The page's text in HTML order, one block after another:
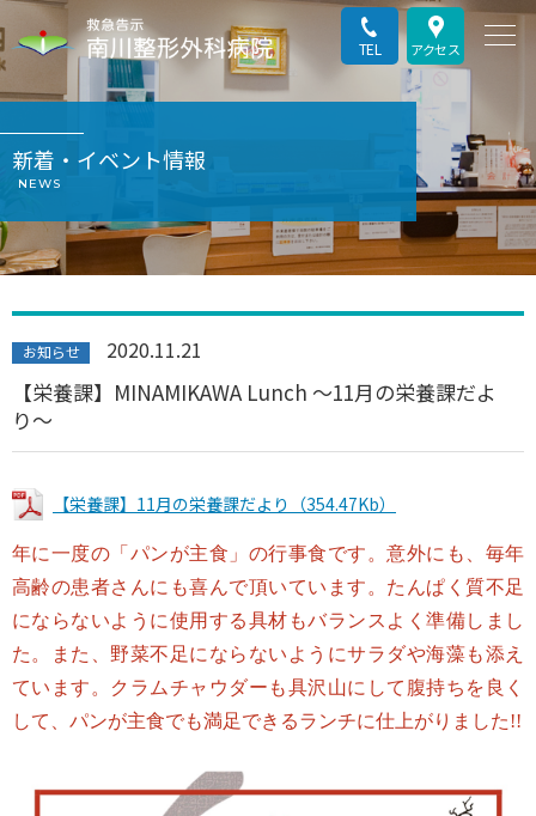
TEL アクセス
新着・イベント情報
NEWS
お知らせ 2020.11.21
【栄養課】MINAMIKAWA Lunch 〜11月の栄養課だよ
り〜
【栄養課】11月の栄養課だより（354.47Kb）
年に一度の「パンが主食」の行事食です。意外にも、毎年
高齢の患者さんにも喜んで頂いています。たんぱく質不足
にならないように使用する具材もバランスよく準備しまし
た。また、野菜不足にならないようにサラダや海藻も添え
ています。クラムチャウダーも具沢山にして腹持ちを良く
して、パンが主食でも満足できるランチに仕上がりました!!